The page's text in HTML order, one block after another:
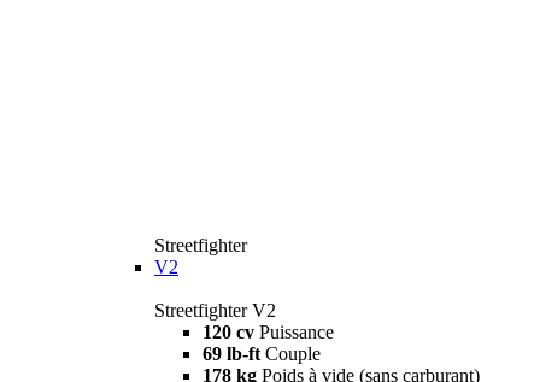
Streetfighter
V2
Streetfighter V2
120 cv Puissance
69 lb-ft Couple
178 kg Poids à vide (sans carburant)